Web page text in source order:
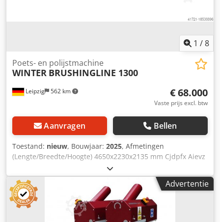
1 /8
Leipzig 562 km
Poets- en polijstmachine
WINTER BRUSHINGLINE 1300
€ 68.000
Vaste prijs excl. btw
Aanvragen Bellen
Toestand: nieuw, Bouwjaar: 2025, Afmetingen
(Lengte/Breedte/Hoogte) 4650x2230x2135 mm Cjdpfx Aievz
Epuoxjha Gewicht 5800 kg Totaal energieverbruik 19,8 kW
Borstelmachine BRUSHINGLINE 1300 - Werkbreedte 1300
mm - Werkdikte 3-120 mm - Min. werkstuklengte 460 mm -
Totaal vermogen 19,8 kW - Voedingsspanning 400V / 50Hz -
Doorvoersnelheid 3 ~ 17 m/min - Werkdruk perslucht 0,6
MPa - Persluchtverbruik 0,1 m3/u - Aanbevolen
Advertentie